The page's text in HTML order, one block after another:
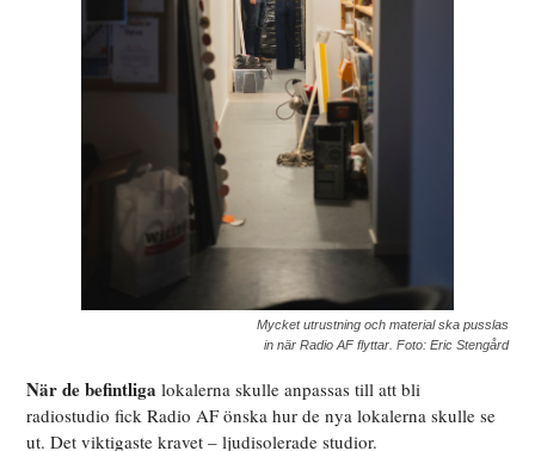
Mycket utrustning och material ska pusslas
in när Radio AF flyttar. Foto: Eric Stengård
När de befintliga lokalerna skulle anpassas till att bli
radiostudio fick Radio AF önska hur de nya lokalerna skulle se
ut. Det viktigaste kravet – ljudisolerade studior.